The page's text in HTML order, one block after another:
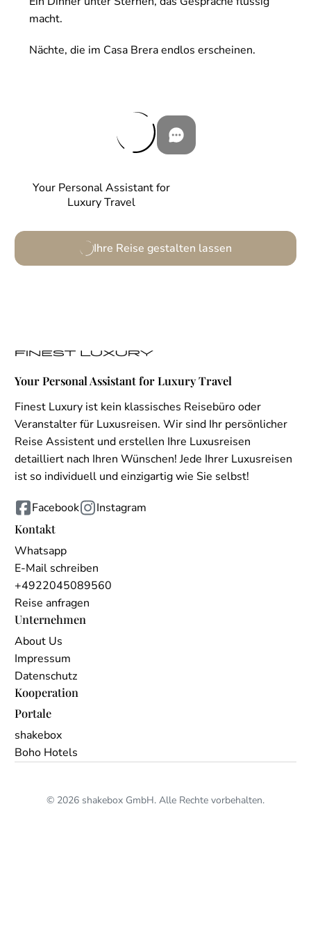
Your Personal Assistant for
Luxury Travel
Ihre Reise gestalten lassen
macht.
Nächte, die im Casa Brera endlos erscheinen.
Your Personal Assistant for Luxury Travel
Finest Luxury ist kein klassisches Reisebüro oder
Veranstalter für Luxusreisen. Wir sind Ihr persönlicher
Reise Assistent und erstellen Ihre Luxusreisen
detailliert nach Ihren Wünschen! Jede Ihrer Luxusreisen
ist so individuell und einzigartig wie Sie selbst!
Facebook
Instagram
Kontakt
Whatsapp
E-Mail schreiben
+4922045089560
Reise anfragen
Unternehmen
About Us
Impressum
Datenschutz
Kooperation
Portale
shakebox
Boho Hotels
© 2026 shakebox GmbH. Alle Rechte vorbehalten.